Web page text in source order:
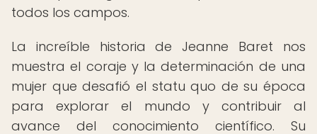
todos los campos.
La increíble historia de Jeanne Baret nos
muestra el coraje y la determinación de una
mujer que desafió el statu quo de su época
para explorar el mundo y contribuir al
avance del conocimiento científico. Su